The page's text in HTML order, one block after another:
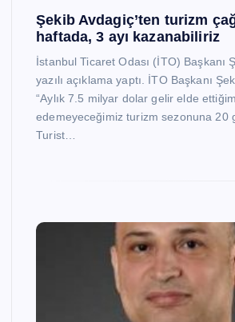
Şekib Avdagiç’ten turizm
haftada, 3 ayı kazanabiliriz
İstanbul Ticaret Odası (İTO) Başkanı
yazılı açıklama yaptı. İTO Başkanı
“Aylık 7.5 milyar dolar gelir elde
edemeyeceğimiz turizm sezonuna 20
Turist…